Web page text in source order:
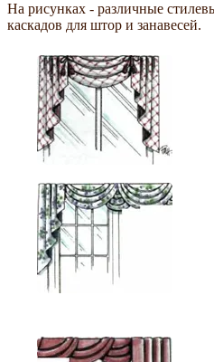
На рисунках - различные
каскадов для штор и занавесей.